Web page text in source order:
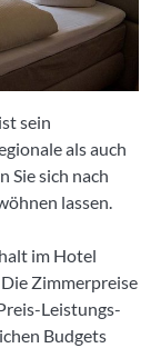
sein
als auch
Sie sich nach
lassen.
im Hotel
Zimmerpreise
Leistungs-
Budgets